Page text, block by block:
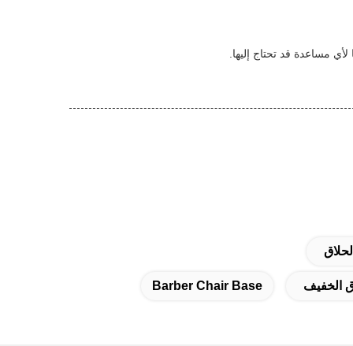
مساعدة قد تحتاج إليها.
Barber Chair Base